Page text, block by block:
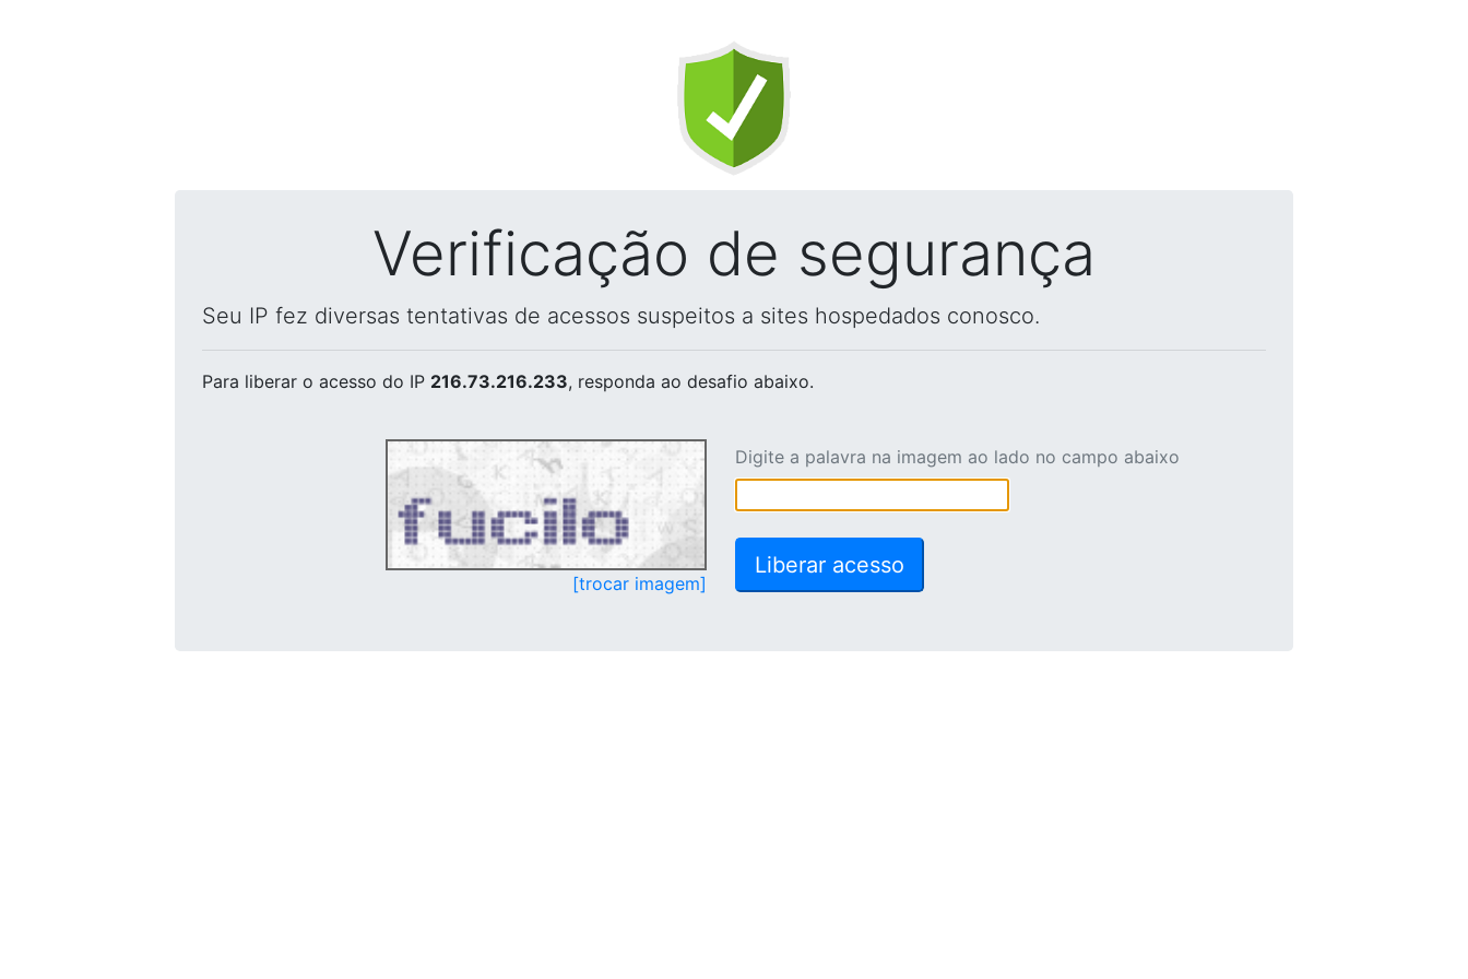
Verificação de segurança
Seu IP fez diversas tentativas de acessos suspeitos a sites hospedados conosco.
Para liberar o acesso do IP 216.73.216.233, responda ao desafio abaixo.
[trocar imagem]
Digite a palavra na imagem ao lado no campo abaixo